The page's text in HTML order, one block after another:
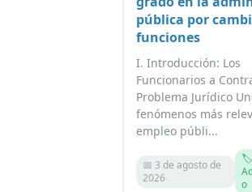
pública por
funciones
I. Introducción: Los
Funcionarios a
Problema Jurídico
fenómenos más
empleo públi...
📅 3 de agosto de
2026
🏷️
o